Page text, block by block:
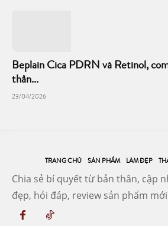
Beplain Cica PDRN và Retinol,
thần...
23/04/2026
TRANG CHỦ SẢN PHẨM LÀM ĐẸP
Chia sẻ bí quyết từ bản thân, cập
đẹp, hỏi đáp, review sản phẩm